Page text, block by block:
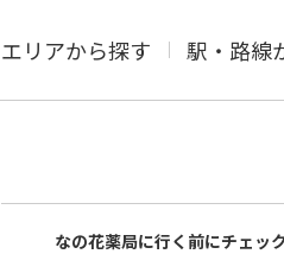
エリアから探す 駅・路線
なの花薬局に行く前にチェッ